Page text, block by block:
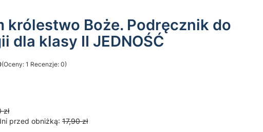
królestwo Boże. Podręcznik do
dla klasy II JEDNOŚĆ
(Oceny: 1 Recenzje: 0)
do sekcji Opinie
zł
przed obniżką: 17,90 zł